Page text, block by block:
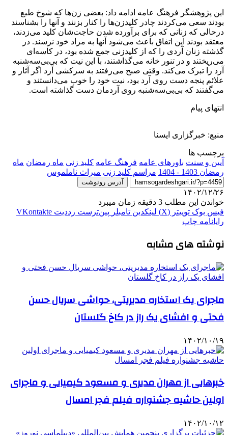
این پژوهشگر فرهنگ عامه ادامه داد: بعضی زن‌ها که شوخ طبع
بودند سعی می‌کردند چادر کلیدزن‌ها را کنار بزنند و آنها را بشناسند
درحالی که زنانی که برای برآورده شدن حاجت‌شان کلید می‌زدند،
معتقد بودند این اتفاق باعث می‌شود آنها به مراد خود نرسند. در
گذشته زنان آردی را که از کلیدزنی جمع شده بود، در کاسه‌ای
می‌ریختند و در تنور خانه می‌گذاشتند، با این نیت که بی‌بی‌سه‌شنبه
آرد را تبرک می‌کند. وقتی صبح می‌رفتند به سرکشی آرد اگر آثار و
علائم پنجه دست روی آرد بود، نیت خود را خوب می‌دانستند و
می‌گفتند که بی‌بی‌سه‌شنبه روی آردمان دست گذاشته است.
انتهای پیام
منبع: خبرگزاری ایسنا
برچسب ها
آیین و سنت باورهای عامه فرهنگ عامه کلید زنی ماه رمضان ماه
رمضان 1403 - 1404
مراسم کلید زنی میراث ناملموس
آدرس رونوشت
۱۴۰۲/۱۲/۲۶
خواندن این مطلب 3 دقیقه زمان میبرد
فیس بوک توییتر (X) لینکدین ‫تامبلر ‫پین‌ترست ‫رددیت ‫VKontakte
رایانامه چاپ
نوشته های مشابه
ماجرای یک استخاره مدیریتی، حواشی سریال حسن
فحتی و افشای یک راز در کاخ گلستان
۱۴۰۲/۱۰/۱۹
خبرهایی از مهران مدیری و مسعود کیمیایی و ماجرای
اولین حاشیه جشنواره فیلم فجر امسال
۱۴۰۲/۱۰/۱۲